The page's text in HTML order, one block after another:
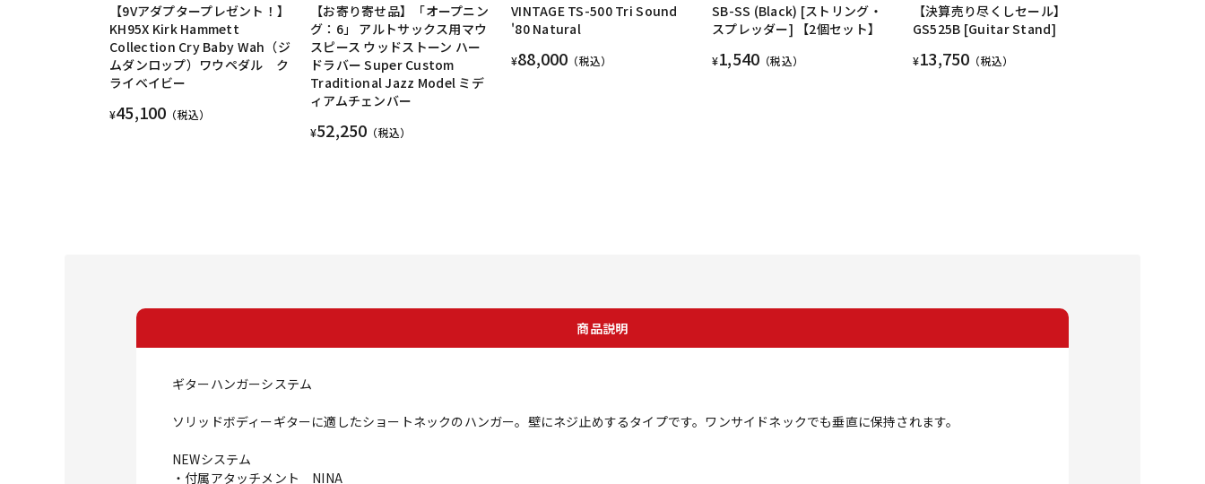
【9Vアダプタープレゼント！】
KH95X Kirk Hammett
Collection Cry Baby Wah（ジ
ムダンロップ）ワウペダル ク
ライベイビー
¥45,100 （税込）
【お寄り寄せ品】「オープニン
グ：6」 アルトサックス用マウ
スピース ウッドストーン ハー
ドラバー Super Custom
Traditional Jazz Model ミデ
ィアムチェンバー
¥52,250 （税込）
VINTAGE TS-500 Tri Sound
'80 Natural
¥88,000 （税込）
SB-SS (Black) [ストリング・
スプレッダー] 【2個セット】
¥1,540 （税込）
【決算売り尽くしセール】
GS525B [Guitar Stand]
¥13,750 （税込）
商品説明
ギターハンガーシステム
ソリッドボディーギターに適したショートネックのハンガー。壁にネジ止めするタイプです。ワンサイドネックでも垂直に保持されます。
NEWシステム
・付属アタッチメント NINA